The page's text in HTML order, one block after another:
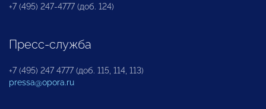
+7 (495) 247-4777 (доб. 124)
Пресс-служба
+7 (495) 247 4777 (доб. 115, 114, 113)
pressa@opora.ru